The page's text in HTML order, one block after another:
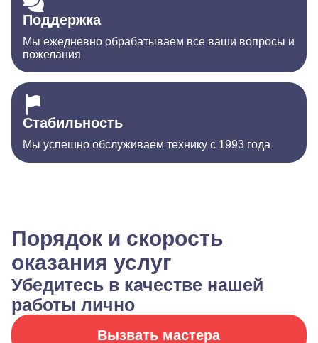
Поддержка
Мы ежедневно обрабатываем все ваши вопросы и
пожелания
Стабильность
Мы успешно обслуживаем технику с 1993 года
Порядок и скорость
оказания услуг
Убедитесь в качестве нашей
работы лично
Вызвать мастера